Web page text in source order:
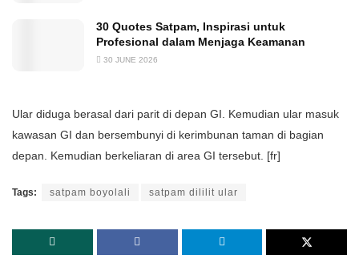
30 Quotes Satpam, Inspirasi untuk
Profesional dalam Menjaga Keamanan
30 JUNE 2026
Ular diduga berasal dari parit di depan GI. Kemudian ular masuk
kawasan GI dan bersembunyi di kerimbunan taman di bagian
depan. Kemudian berkeliaran di area GI tersebut. [fr]
Tags: satpam boyolali satpam dililit ular